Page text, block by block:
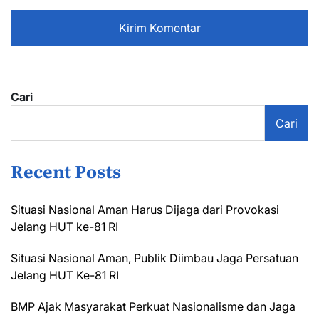
Cari
Cari
Recent Posts
Situasi Nasional Aman Harus Dijaga dari Provokasi
Jelang HUT ke-81 RI
Situasi Nasional Aman, Publik Diimbau Jaga Persatuan
Jelang HUT Ke-81 RI
BMP Ajak Masyarakat Perkuat Nasionalisme dan Jaga